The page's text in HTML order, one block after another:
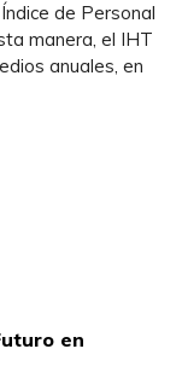
de Personal
manera, el IHT
anuales, en
en